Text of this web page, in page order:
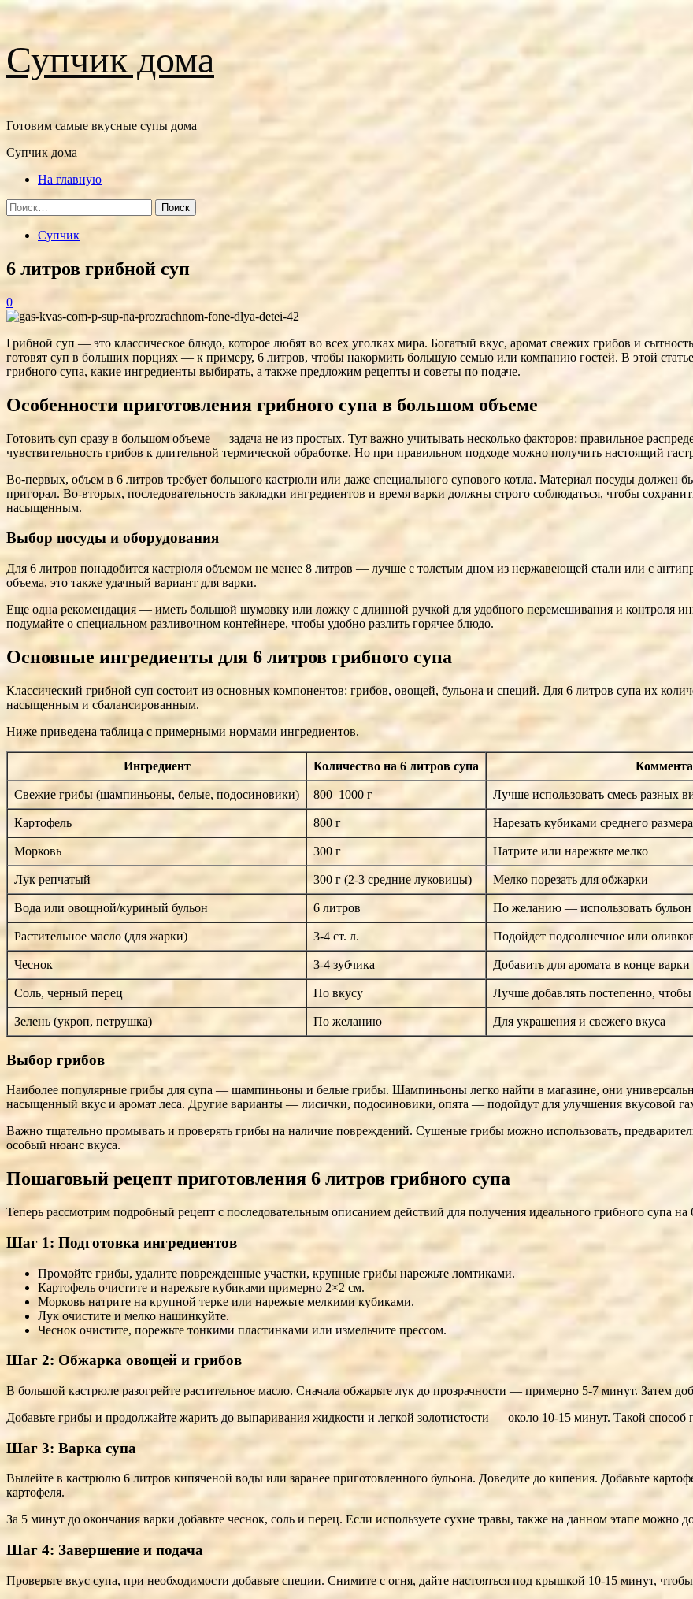
Перейти
к
содержимому
Супчик дома
Готовим самые вкусные супы дома
Основное
Супчик дома
На главную
Найти:
Супчик
6 литров грибной суп
0
Грибной суп — это классическое блюдо, которое любят во всех уголках мира. Богатый вкус, аромат свежих грибов и
готовят суп в больших порциях — к примеру, 6 литров, чтобы накормить большую семью или компанию гостей. В этой
грибного супа, какие ингредиенты выбирать, а также предложим рецепты и советы по подаче.
Особенности приготовления грибного супа в большом объеме
Готовить суп сразу в большом объеме — задача не из простых. Тут важно учитывать несколько факторов: правильное
чувствительность грибов к длительной термической обработке. Но при правильном подходе можно получить настоящий
Во-первых, объем в 6 литров требует большого кастрюли или даже специального супового котла. Материал посуды должен
пригорал. Во-вторых, последовательность закладки ингредиентов и время варки должны строго соблюдаться, чтобы
насыщенным.
Выбор посуды и оборудования
Для 6 литров понадобится кастрюля объемом не менее 8 литров — лучше с толстым дном из нержавеющей стали или с
объема, это также удачный вариант для варки.
Еще одна рекомендация — иметь большой шумовку или ложку с длинной ручкой для удобного перемешивания и контроля
подумайте о специальном разливочном контейнере, чтобы удобно разлить горячее блюдо.
Основные ингредиенты для 6 литров грибного супа
Классический грибной суп состоит из основных компонентов: грибов, овощей, бульона и специй. Для 6 литров супа их
насыщенным и сбалансированным.
Ниже приведена таблица с примерными нормами ингредиентов.
Ингредиент Количество на 6 литров супа
Свежие грибы (шампиньоны, белые, подосиновики) 800–1000 г Лучше использовать смесь разных
Картофель 800 г Нарезать кубиками среднего размера
Морковь 300 г Натрите или нарежьте мелко
Лук репчатый 300 г (2-3 средние луковицы) Мелко порезать для обжарки
Вода или овощной/куриный бульон 6 литров По желанию — использовать
Растительное масло (для жарки) 3-4 ст. л. Подойдет подсолнечное или
Чеснок 3-4 зубчика Добавить для аромата в конце варки
Соль, черный перец По вкусу Лучше добавлять постепенно, чтобы
Зелень (укроп, петрушка) По желанию Для украшения и свежего вкуса
Выбор грибов
Наиболее популярные грибы для супа — шампиньоны и белые грибы. Шампиньоны легко найти в магазине, они
насыщенный вкус и аромат леса. Другие варианты — лисички, подосиновики, опята — подойдут для улучшения вкусовой
Важно тщательно промывать и проверять грибы на наличие повреждений. Сушеные грибы можно использовать,
особый нюанс вкуса.
Пошаговый рецепт приготовления 6 литров грибного супа
Теперь рассмотрим подробный рецепт с последовательным описанием действий для получения идеального грибного супа на
Шаг 1: Подготовка ингредиентов
Промойте грибы, удалите поврежденные участки, крупные грибы нарежьте ломтиками.
Картофель очистите и нарежьте кубиками примерно 2×2 см.
Морковь натрите на крупной терке или нарежьте мелкими кубиками.
Лук очистите и мелко нашинкуйте.
Чеснок очистите, порежьте тонкими пластинками или измельчите прессом.
Шаг 2: Обжарка овощей и грибов
В большой кастрюле разогрейте растительное масло. Сначала обжарьте лук до прозрачности — примерно 5-7 минут. Затем
Добавьте грибы и продолжайте жарить до выпаривания жидкости и легкой золотистости — около 10-15 минут. Такой
Шаг 3: Варка супа
Вылейте в кастрюлю 6 литров кипяченой воды или заранее приготовленного бульона. Доведите до кипения. Добавьте
картофеля.
За 5 минут до окончания варки добавьте чеснок, соль и перец. Если используете сухие травы, также на данном этапе можно
Шаг 4: Завершение и подача
Проверьте вкус супа, при необходимости добавьте специи. Снимите с огня, дайте настояться под крышкой 10-15 минут,